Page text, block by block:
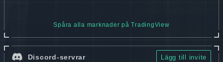
Spåra alla marknader på TradingView
Discord-servrar Lägg till invite